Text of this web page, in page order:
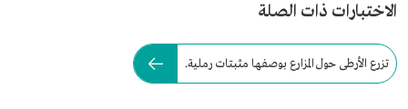
الاختبارات ذات الصلة
تزرع الأرطى حول المزارع بوصفها مثبتات رملية.